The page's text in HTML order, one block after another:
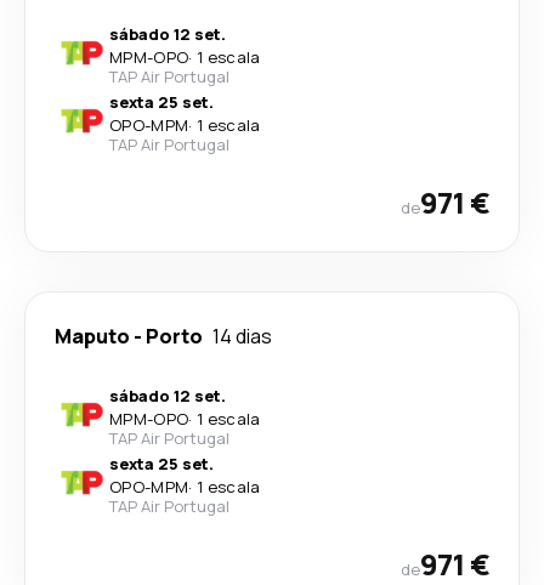
sábado 12 set.
MPM-OPO· 1 escala
TAP Air Portugal
sexta 25 set.
OPO-MPM· 1 escala
TAP Air Portugal
de971 €
Maputo - Porto 14 dias
sábado 12 set.
MPM-OPO· 1 escala
TAP Air Portugal
sexta 25 set.
OPO-MPM· 1 escala
TAP Air Portugal
de971 €